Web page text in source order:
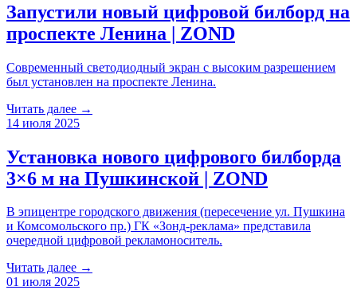
Запустили новый цифровой билборд на
проспекте Ленина | ZOND
Современный светодиодный экран с высоким разрешением
был установлен на проспекте Ленина.
Читать далее →
14 июля 2025
Установка нового цифрового билборда
3×6 м на Пушкинской | ZOND
В эпицентре городского движения (пересечение ул. Пушкина
и Комсомольского пр.) ГК «Зонд-реклама» представила
очередной цифровой рекламоноситель.
Читать далее →
01 июля 2025